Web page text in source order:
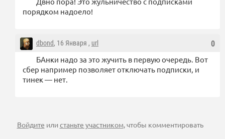
порядком надоело!
0
dbond, 16 Января , url
БАнки надо за это жучить в первую очередь. Вот
сбер например позволяет отключать подписки, и
тинек — нет.
Войдите илистаньте участником, чтобы комментировать